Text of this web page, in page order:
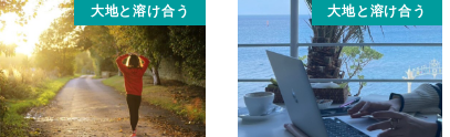
大地と溶け合う 大地と溶け合う